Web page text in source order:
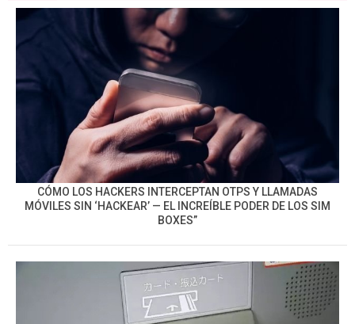
CÓMO LOS HACKERS INTERCEPTAN OTPS Y LLAMADAS
MÓVILES SIN ‘HACKEAR’ — EL INCREÍBLE PODER DE LOS SIM
BOXES”